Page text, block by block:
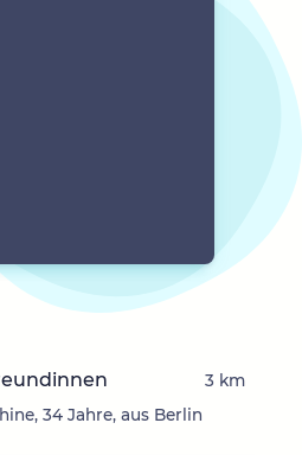
34 Jahre, aus Berlin
3 km